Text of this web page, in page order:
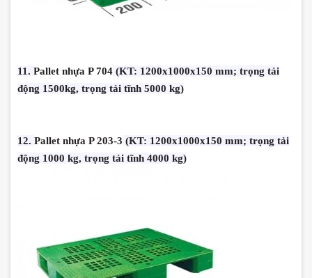
11. Pallet nhựa P 704 (KT: 1200x1000x150 mm; trọng tải
động 1500kg, trọng tải tĩnh 5000 kg)
12. Pallet nhựa P 203-3 (KT: 1200x1000x150 mm; trọng tải
động 1000 kg, trọng tải tĩnh 4000 kg)